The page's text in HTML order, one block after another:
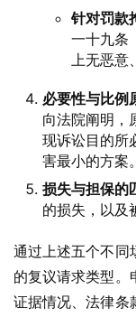
针对罚款
一十九条
上无恶意
必要性与比例
向法院阐明，
现诉讼目的所
害最小的方案。
损失与担保的
的损失，以及
通过上述五个不同
的复议请求类型。
证据情况、法律条